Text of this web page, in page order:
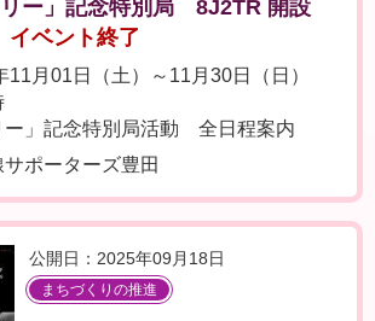
リー」記念特別局 8J2TR 開設
イベント終了
11月01日（土）～11月30日（日）
ー」記念特別局活動 全日程案内
ポーターズ豊田
公開日：2025年09月18日
まちづくりの推進